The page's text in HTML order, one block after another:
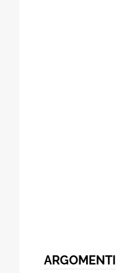
ARGOMENTI